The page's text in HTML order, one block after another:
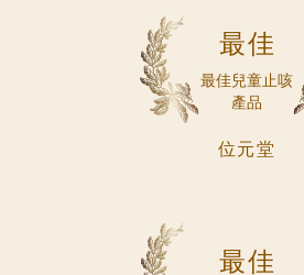
最佳
最佳兒童止咳
產品
位元堂
最佳